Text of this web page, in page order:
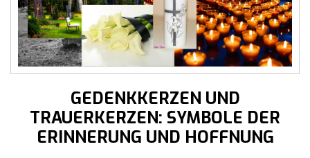
GEDENKKERZEN UND
TRAUERKERZEN: SYMBOLE DER
ERINNERUNG UND HOFFNUNG